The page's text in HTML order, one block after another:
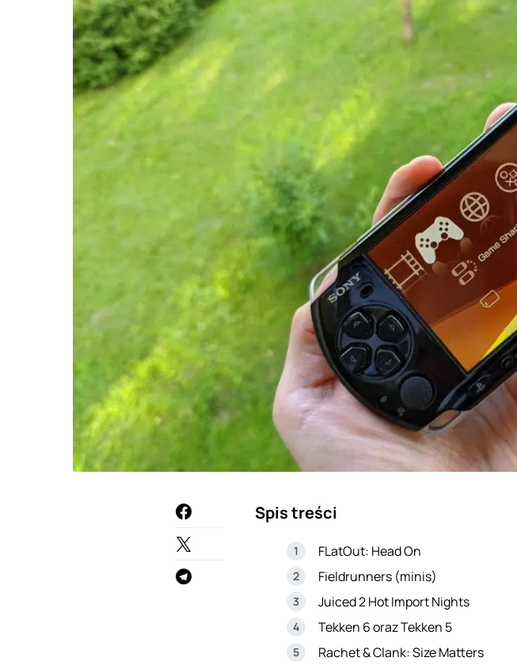
Spis treści
FLatOut: Head On
Fieldrunners (minis)
Juiced 2 Hot Import Nights
Tekken 6 oraz Tekken 5
Rachet & Clank: Size Matters